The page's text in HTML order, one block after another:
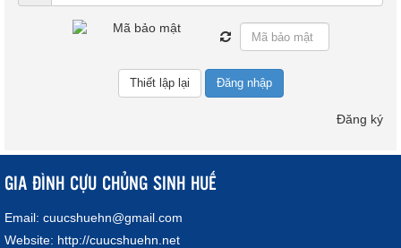
Đăng nhập
Đăng ký
GIA ĐÌNH CỰU CHỦNG SINH HUẾ
Email: cuucshuehn@gmail.com
Website: http://cuucshuehn.net